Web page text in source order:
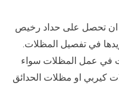
ان تحصل على حداد رخيص
في تفصيل المظلات.
في عمل المظلات سواء
كيربي او مظلات الحدائق